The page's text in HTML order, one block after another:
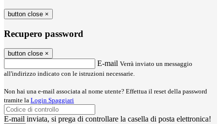
button close ×
Recupero password
button close ×
E-mail Verrà inviato un messaggio
all'indirizzo indicato con le istruzioni necessarie.
Non hai una e-mail associata al nome utente? Effettua il reset della password
tramite la Login Spaggiari
E-mail inviata, si prega di controllare la casella di posta elettronica!